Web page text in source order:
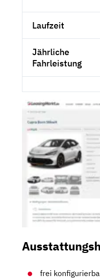
Laufzeit
Jährliche
Fahrleistung
frei